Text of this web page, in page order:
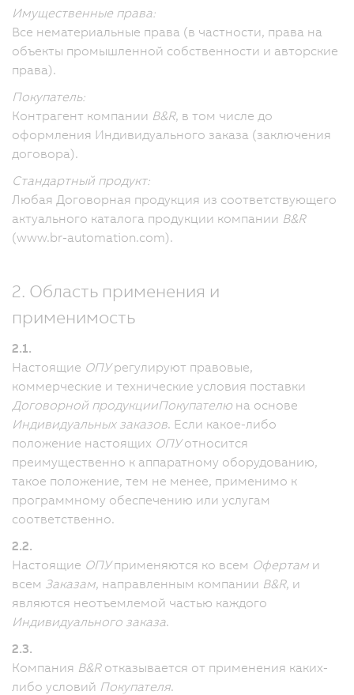
Имущественные права:
Все нематериальные права (в частности, права на
объекты промышленной собственности и авторские
права).
Покупатель:
Контрагент компании B&R, в том числе до
оформления Индивидуального заказа (заключения
договора).
Стандартный продукт:
Любая Договорная продукция из соответствующего
актуального каталога продукции компании B&R
(www.br-automation.com).
2. Область применения и
применимость
2.1.
Настоящие ОПУрегулируют правовые,
коммерческие и технические условия поставки
Договорной продукцииПокупателю на основе
Индивидуальных заказов. Если какое-либо
положение настоящих ОПУотносится
преимущественно к аппаратному оборудованию,
такое положение, тем не менее, применимо к
программному обеспечению или услугам
соответственно.
2.2.
Настоящие ОПУприменяются ко всем Офертам и
всем Заказам, направленным компании B&R, и
являются неотъемлемой частью каждого
Индивидуального заказа.
2.3.
Компания B&Rотказывается от применения каких-
либо условий Покупателя.